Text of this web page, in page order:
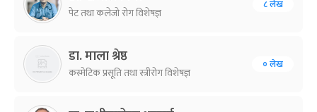
पेट तथा कलेजो रोग विशेषज्ञ
८ लेख
डा. माला श्रेष्ठ
कस्मेटिक प्रसूति तथा स्त्रीरोग विशेषज्ञ
० लेख